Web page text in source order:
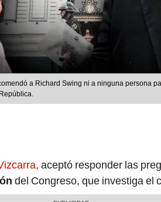
a Richard Swing ni a ninguna persona
, aceptó responder las
del Congreso, que investiga el